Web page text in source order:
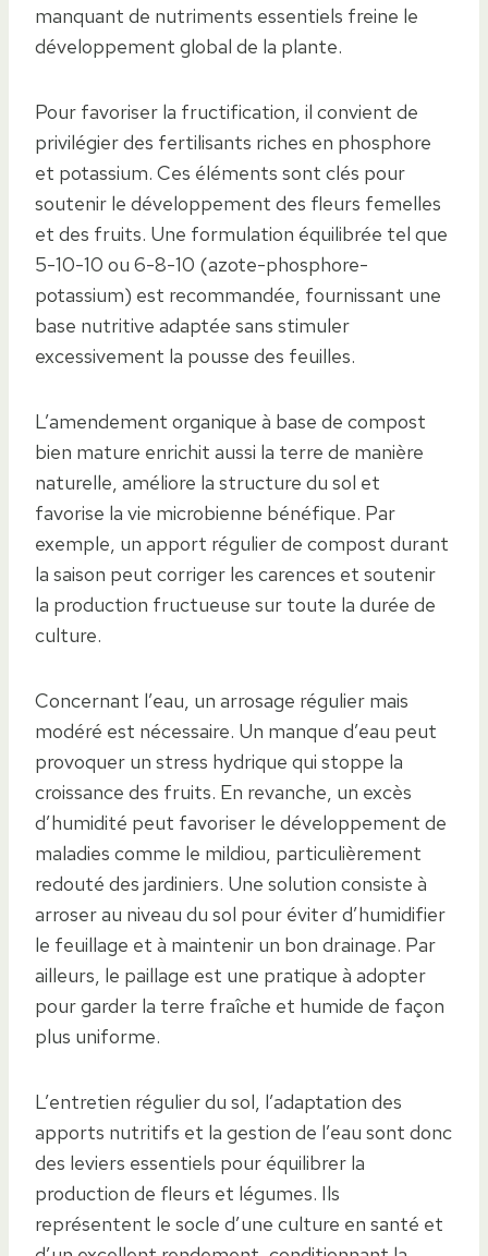
manquant de nutriments essentiels freine le
développement global de la plante.
Pour favoriser la fructification, il convient de
privilégier des fertilisants riches en phosphore
et potassium. Ces éléments sont clés pour
soutenir le développement des fleurs femelles
et des fruits. Une formulation équilibrée tel que
5-10-10 ou 6-8-10 (azote-phosphore-
potassium) est recommandée, fournissant une
base nutritive adaptée sans stimuler
excessivement la pousse des feuilles.
L’amendement organique à base de compost
bien mature enrichit aussi la terre de manière
naturelle, améliore la structure du sol et
favorise la vie microbienne bénéfique. Par
exemple, un apport régulier de compost durant
la saison peut corriger les carences et soutenir
la production fructueuse sur toute la durée de
culture.
Concernant l’eau, un arrosage régulier mais
modéré est nécessaire. Un manque d’eau peut
provoquer un stress hydrique qui stoppe la
croissance des fruits. En revanche, un excès
d’humidité peut favoriser le développement de
maladies comme le mildiou, particulièrement
redouté des jardiniers. Une solution consiste à
arroser au niveau du sol pour éviter d’humidifier
le feuillage et à maintenir un bon drainage. Par
ailleurs, le paillage est une pratique à adopter
pour garder la terre fraîche et humide de façon
plus uniforme.
L’entretien régulier du sol, l’adaptation des
apports nutritifs et la gestion de l’eau sont donc
des leviers essentiels pour équilibrer la
production de fleurs et légumes. Ils
représentent le socle d’une culture en santé et